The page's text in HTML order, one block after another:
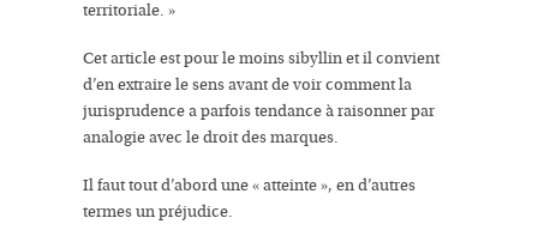
territoriale. »
Cet article est pour le moins sibyllin et il convient
d’en extraire le sens avant de voir comment la
jurisprudence a parfois tendance à raisonnerpar
analogie avec le droit des marques.
Il faut tout d’abord une «atteinte», en d’autres
termes un préjudice.